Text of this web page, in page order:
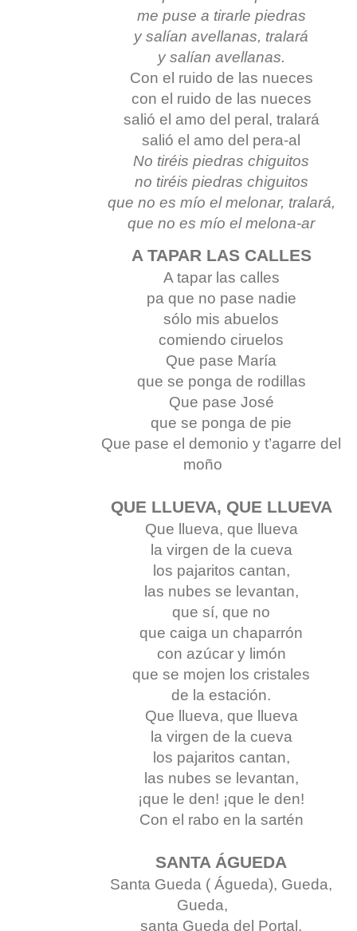
me puse a tirarle piedras
y salían avellanas, tralará
y salían avellanas.
Con el ruido de las nueces
con el ruido de las nueces
salió el amo del peral, tralará
salió el amo del pera-al
No tiréis piedras chiguitos
no tiréis piedras chiguitos
que no es mío el melonar, tralará,
que no es mío el melona-ar
A TAPAR LAS CALLES
A tapar las calles
pa que no pase nadie
sólo mis abuelos
comiendo ciruelos
Que pase María
que se ponga de rodillas
Que pase José
que se ponga de pie
Que pase el demonio y t’agarre del
moño
QUE LLUEVA, QUE LLUEVA
Que llueva, que llueva
la virgen de la cueva
los pajaritos cantan,
las nubes se levantan,
que sí, que no
que caiga un chaparrón
con azúcar y limón
que se mojen los cristales
de la estación.
Que llueva, que llueva
la virgen de la cueva
los pajaritos cantan,
las nubes se levantan,
¡que le den! ¡que le den!
Con el rabo en la sartén
SANTA ÁGUEDA
Santa Gueda ( Águeda), Gueda,
Gueda,
santa Gueda del Portal,